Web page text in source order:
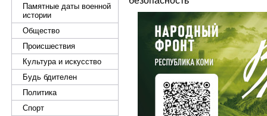
Памятные даты военной
истории
Общество
Происшествия
Культура и искусство
Будь бдителен
Политика
Спорт